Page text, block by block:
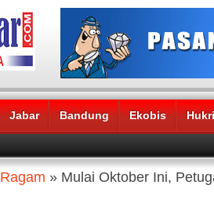
Jabar Bandung Ekobis
Ragam » Mulai Oktober Ini,